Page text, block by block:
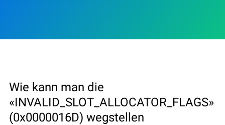
Wie kann man die
«INVALID_SLOT_ALLOCATOR_FLAGS»
(0x0000016D) wegstellen